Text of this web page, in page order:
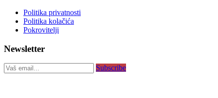
Politika privatnosti
Politika kolačića
Pokrovitelji
Newsletter
Subscribe